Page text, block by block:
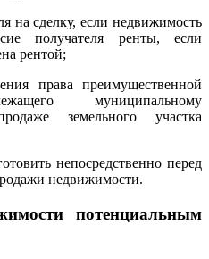
на сделку, если недвижимость
получателя ренты, если
рентой;
права преимущественной
муниципальному
земельного участка
непосредственно перед
недвижимости.
потенциальным